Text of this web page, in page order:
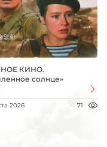
КИНО.
солнце»
2026 71